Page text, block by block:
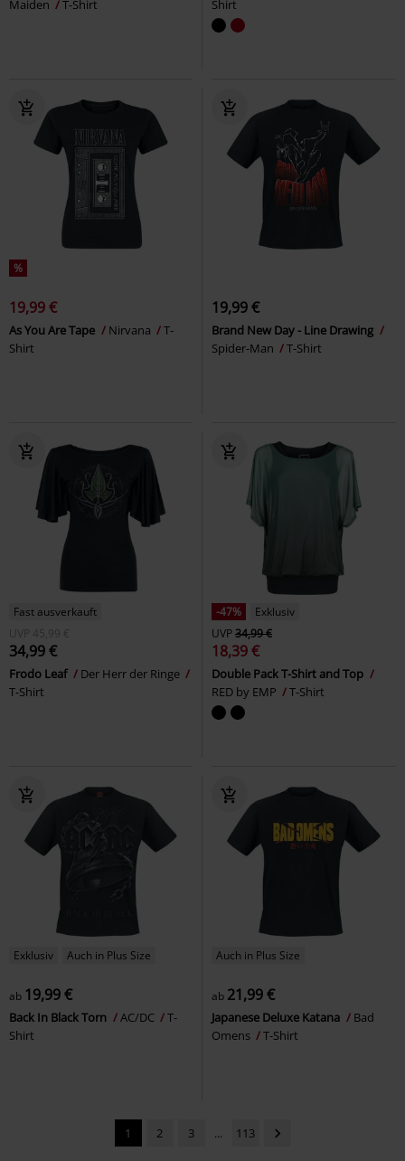
Maiden T-Shirt Shirt
%
19,99 €
As You Are Tape Nirvana
T-
Shirt
19,99 €
Brand New Day - Line Drawing
Spider-Man
T-Shirt
Fast ausverkauft
UVP
45,99 €
34,99 €
Frodo Leaf
Der Herr der Ringe
T-Shirt
-47%
Exklusiv
UVP34,99 €
18,39 €
Double Pack T-Shirt and Top
RED by EMP
T-Shirt
Exklusiv Auch in Plus Size
ab 19,99 €
Back In Black Torn AC/DC
T-
Shirt
Auch in Plus Size
ab 21,99 €
Japanese Deluxe Katana
Bad
Omens
T-Shirt
1 2 3 ... 113